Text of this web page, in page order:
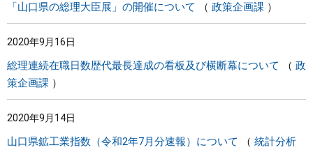
「山口県の総理大臣展」の開催について 政策企画課
2020年9月16日
総理連続在職日数歴代最長達成の看板及び横断幕について
政
策企画課
2020年9月14日
山口県鉱工業指数（令和2年7月分速報）について
統計分析